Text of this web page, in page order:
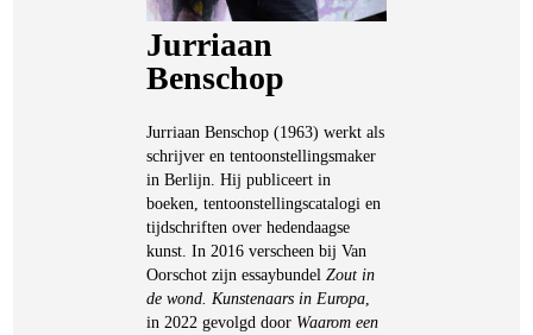
Jurriaan
Benschop
Jurriaan Benschop (1963) werkt als
schrijver en tentoonstellingsmaker
in Berlijn. Hij publiceert in
boeken, tentoonstellingscatalogi en
tijdschriften over hedendaagse
kunst. In 2016 verscheen bij Van
Oorschot zijn essaybundelZout in
de wond. Kunstenaars in Europa,
in 2022 gevolgd door Waarom een